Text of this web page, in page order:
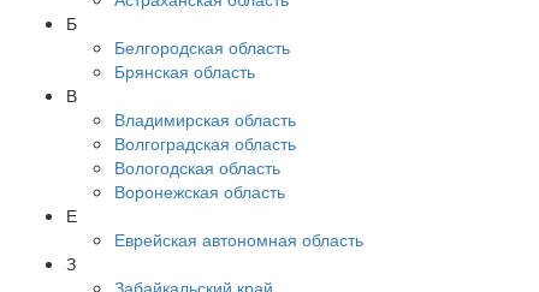
Б
Белгородская область
Брянская область
В
Владимирская область
Волгоградская область
Вологодская область
Воронежская область
Е
Еврейская автономная область
З
Забайкальский край